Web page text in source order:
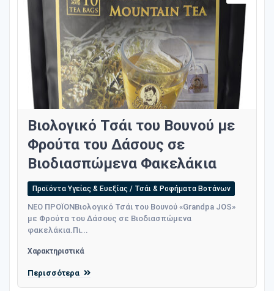
Βιολογικό Τσάι του Βουνού με
Φρούτα του Δάσους σε
Βιοδιασπώμενα Φακελάκια
Προϊόντα Υγείας & Ευεξίας / Τσάι & Ροφήματα Βοτάνων
ΝΕΟ ΠΡΟΪΟΝΒιολογικό Τσάι του Βουνού «Grandpa JOS»
με Φρούτα του Δάσους σε Βιοδιασπώμενα
φακελάκια.Πι...
Χαρακτηριστικά
Περισσότερα